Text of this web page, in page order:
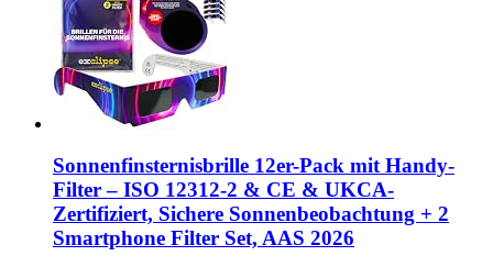
Sonnenfinsternisbrille 12er-Pack mit Handy-
Filter – ISO 12312-2 & CE & UKCA-
Zertifiziert, Sichere Sonnenbeobachtung + 2
Smartphone Filter Set, AAS 2026